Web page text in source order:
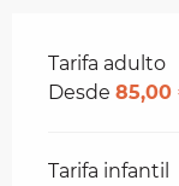
Tarifas 2026
Tarifa adulto
Desde 85,00
Tarifa infantil